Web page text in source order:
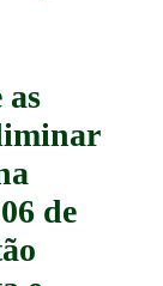
06 de